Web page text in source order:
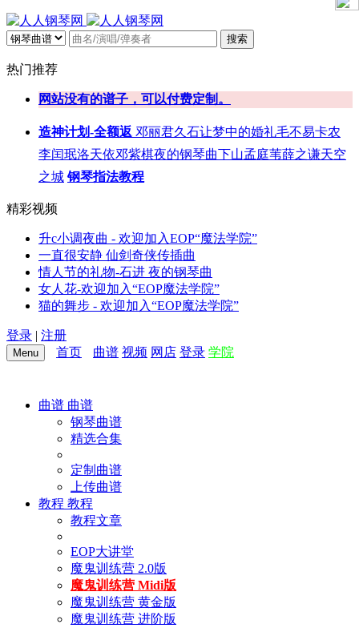
搜索
热门推荐
网站没有的谱子，可以付费定制。
造神计划-全额返 邓丽君久石让梦中的婚礼毛不易卡农
李闰珉洛天依邓紫棋夜的钢琴曲下山孟庭苇薛之谦天空
之城 钢琴指法教程
精彩视频
升c小调夜曲 - 欢迎加入EOP“魔法学院”
一直很安静 仙剑奇侠传插曲
情人节的礼物-石进 夜的钢琴曲
女人花-欢迎加入“EOP魔法学院”
猫的舞步 - 欢迎加入“EOP魔法学院”
登录 | 注册
Menu 首页 曲谱 视频 网店 登录 学院
曲谱 曲谱
钢琴曲谱
精选合集
定制曲谱
上传曲谱
教程 教程
教程文章
EOP大讲堂
魔鬼训练营 2.0版
魔鬼训练营 Midi版
魔鬼训练营 黄金版
魔鬼训练营 进阶版